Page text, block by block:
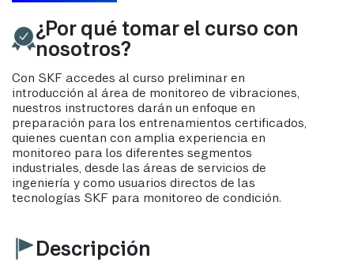
¿Por qué tomar el curso con
nosotros?
Con SKF accedes al curso preliminar en
introducción al área de monitoreo de vibraciones,
nuestros instructores darán un enfoque en
preparación para los entrenamientos certificados,
quienes cuentan con amplia experiencia en
monitoreo para los diferentes segmentos
industriales, desde las áreas de servicios de
ingeniería y como usuarios directos de las
tecnologías SKF para monitoreo de condición.
Descripción